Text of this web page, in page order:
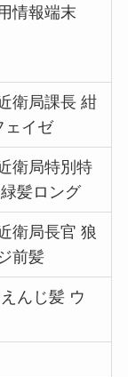
情報端末
衛局課長 紺
ェイゼ
衛局特別特
髪ロング
衛局長官 狼
前髪
んじ髪 ウ